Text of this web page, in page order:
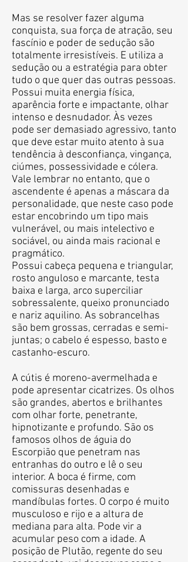
Mas se resolver fazer alguma
conquista, sua força de atração, seu
fascínio e poder de sedução são
totalmente irresistíveis. E utiliza a
sedução ou a estratégia para obter
tudo o que quer das outras pessoas.
Possui muita energia física,
aparência forte e impactante, olhar
intenso e desnudador. Às vezes
pode ser demasiado agressivo, tanto
que deve estar muito atento à sua
tendência à desconfiança, vingança,
ciúmes, possessividade e cólera.
Vale lembrar no entanto, que o
ascendente é apenas a máscara da
personalidade, que neste caso pode
estar encobrindo um tipo mais
vulnerável, ou mais intelectivo e
sociável, ou ainda mais racional e
pragmático.
Possui cabeça pequena e triangular,
rosto anguloso e marcante, testa
baixa e larga, arco superciliar
sobressalente, queixo pronunciado
e nariz aquilino. As sobrancelhas
são bem grossas, cerradas e semi-
juntas; o cabelo é espesso, basto e
castanho-escuro.
A cútis é moreno-avermelhada e
pode apresentar cicatrizes. Os olhos
são grandes, abertos e brilhantes
com olhar forte, penetrante,
hipnotizante e profundo. São os
famosos olhos de águia do
Escorpião que penetram nas
entranhas do outro e lê o seu
interior. A boca é firme, com
comissuras desenhadas e
mandíbulas fortes. O corpo é muito
musculoso e rijo e a altura de
mediana para alta. Pode vir a
acumular peso com a idade. A
posição de Plutão, regente do seu